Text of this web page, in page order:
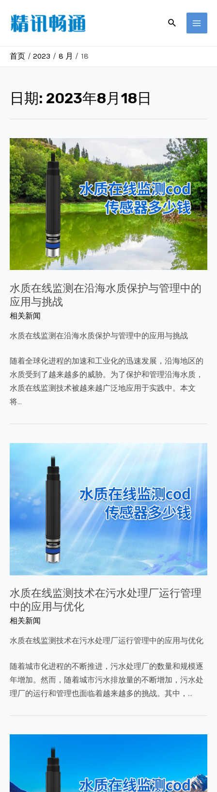
搜
首页 2023 8 月 18
日期: 2023年8月18日
水质在线监测在沿海水质保护与管理中的
应用与挑战
相关新闻
水质在线监测在沿海水质保护与管理中的应用与挑战
随着全球化进程的加速和工业化的迅速发展，沿海地区的
水质受到了越来越多的威胁。为了保护和管理沿海水质，
水质在线监测技术被越来越广泛地应用于实践中。本文
将…
水质在线监测技术在污水处理厂运行管理
中的应用与优化
相关新闻
水质在线监测技术在污水处理厂运行管理中的应用与优化
随着城市化进程的不断推进，污水处理厂的数量和规模逐
年增加。然而，随着城市污水排放量的不断增加，污水处
理厂的运行和管理也面临着越来越多的挑战。其中，…